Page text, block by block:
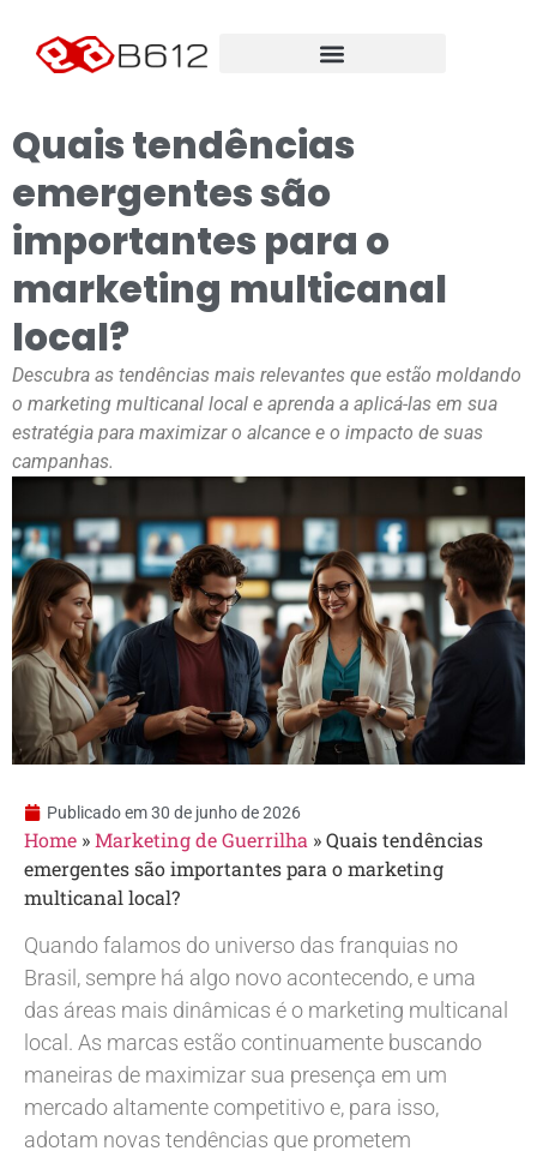
Quais tendências
emergentes são
importantes para o
marketing multicanal
local?
Descubra as tendências mais relevantes que estão moldando
o marketing multicanal local e aprenda a aplicá-las em sua
estratégia para maximizar o alcance e o impacto de suas
campanhas.
Publicado em30 de junho de 2026
Home »Marketing de Guerrilha »Quais tendências
emergentes são importantes para o marketing
multicanal local?
Quando falamos do universo das franquias no
Brasil, sempre há algo novo acontecendo, e uma
das áreas mais dinâmicas é o marketing multicanal
local. As marcas estão continuamente buscando
maneiras de maximizar sua presença em um
mercado altamente competitivo e, para isso,
adotam novas tendências que prometem